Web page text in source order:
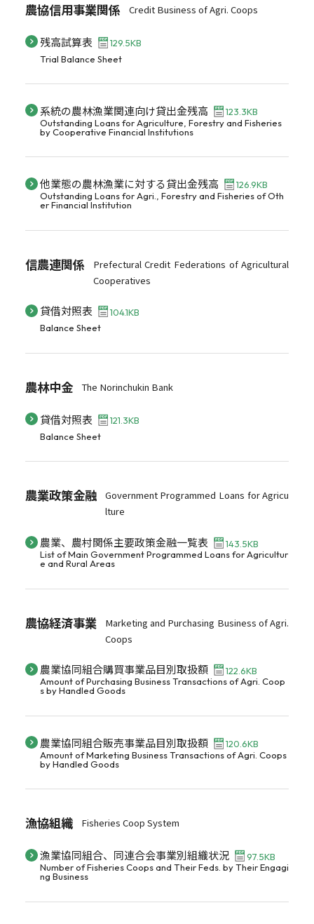
農協信用事業関係 Credit Business of Agri. Coops
残高試算表
129.5KB
Trial Balance Sheet
系統の農林漁業関連向け貸出金残高
123.3KB
Outstanding Loans for Agriculture, Forestry and Fisheries
by Cooperative Financial Institutions
他業態の農林漁業に対する貸出金残高
126.9KB
Outstanding Loans for Agri., Forestry and Fisheries of Oth
er Financial Institution
信農連関係
Prefectural Credit Federations of Agricultural
Cooperatives
貸借対照表
104.1KB
Balance Sheet
農林中金 The Norinchukin Bank
貸借対照表
121.3KB
Balance Sheet
農業政策金融
Government Programmed Loans for Agricu
lture
農業、農村関係主要政策金融一覧表
143.5KB
List of Main Government Programmed Loans for Agricultur
e and Rural Areas
農協経済事業
Marketing and Purchasing Business of Agri.
Coops
農業協同組合購買事業品目別取扱額
122.6KB
Amount of Purchasing Business Transactions of Agri. Coop
s by Handled Goods
農業協同組合販売事業品目別取扱額
120.6KB
Amount of Marketing Business Transactions of Agri. Coops
by Handled Goods
漁協組織 Fisheries Coop System
漁業協同組合、同連合会事業別組織状況
97.5KB
Number of Fisheries Coops and Their Feds. by Their Engagi
ng Business